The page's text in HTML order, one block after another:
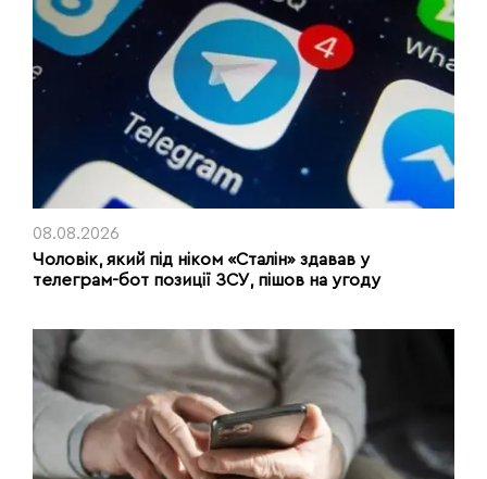
08.08.2026
Чоловік, який під ніком «Сталін» здавав у
телеграм-бот позиції ЗСУ, пішов на угоду